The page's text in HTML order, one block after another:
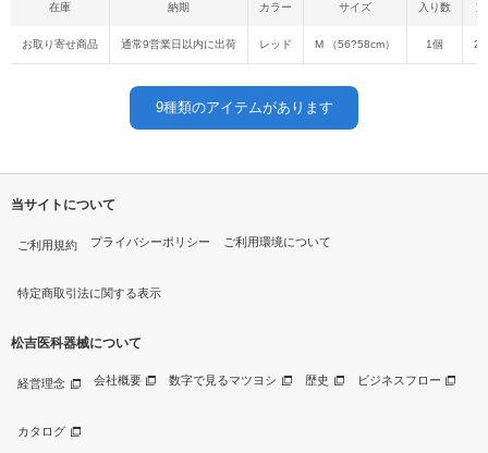
在庫 納期 カラー サイズ 入り数
お取り寄せ商品 通常9営業日以内に出荷 レッド M （56?58cm） 1個
9種類のアイテムがあります
当サイトについて
ご利用規約 プライバシーポリシー ご利用環境について
特定商取引法に関する表示
松吉医科器械について
経営理念 会社概要 数字で見るマツヨシ 歴史 ビジネスフロー
カタログ